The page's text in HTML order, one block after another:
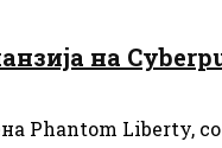
на
Phantom Liberty,